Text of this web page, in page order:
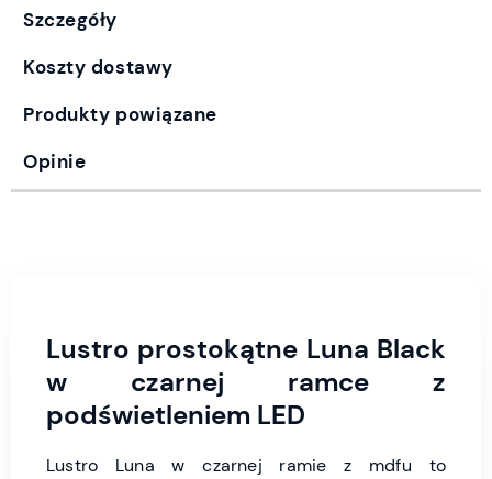
Szczegóły
Koszty dostawy
Produkty powiązane
Opinie
Lustro prostokątne Luna Black
w czarnej ramce z
podświetleniem LED
Lustro Luna w czarnej ramie z mdfu to